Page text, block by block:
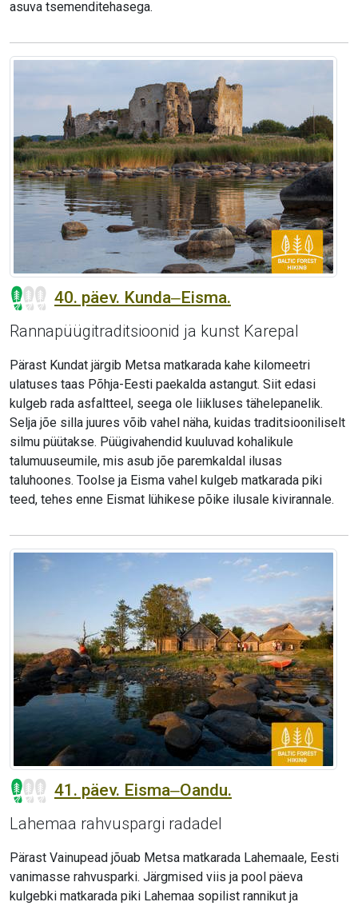
asuva tsemenditehasega.
40. päev. Kunda‒Eisma.
Rannapüügitraditsioonid ja kunst Karepal
Pärast Kundat järgib Metsa matkarada kahe kilomeetri
ulatuses taas Põhja-Eesti paekalda astangut. Siit edasi
kulgeb rada asfaltteel, seega ole liikluses tähelepanelik.
Selja jõe silla juures võib vahel näha, kuidas traditsiooniliselt
silmu püütakse. Püügivahendid kuuluvad kohalikule
talumuuseumile, mis asub jõe paremkaldal ilusas
taluhoones. Toolse ja Eisma vahel kulgeb matkarada piki
teed, tehes enne Eismat lühikese põike ilusale kivirannale.
41. päev. Eisma‒Oandu.
Lahemaa rahvuspargi radadel
Pärast Vainupead jõuab Metsa matkarada Lahemaale, Eesti
vanimasse rahvusparki. Järgmised viis ja pool päeva
kulgebki matkarada piki Lahemaa sopilist rannikut ja